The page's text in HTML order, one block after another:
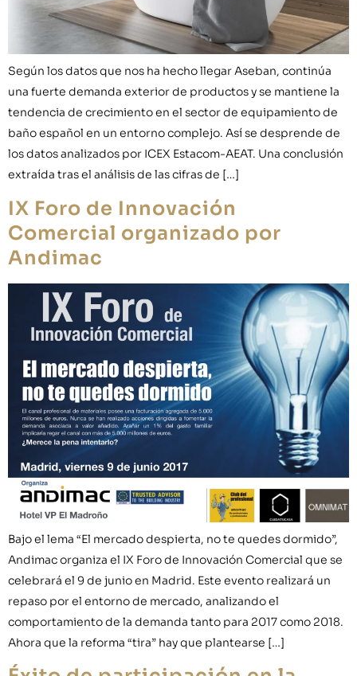
Según los datos que nos ha hecho llegar Aseban, continúa
una fuerte demanda exterior de productos y se mantiene la
tendencia de crecimiento en el sector de equipamiento de
baño español en un entorno complejo. Así se desprende de
los datos analizados por ICEX Estacom-AEAT. Una conclusión
extraída tras el análisis de las cifras de […]
IX Foro de Innovación
Comercial organizado por
Andimac
Bajo el lema “El mercado despierta, no te quedes dormido”,
Andimac organiza el IX Foro de Innovación Comercial que se
celebrará el 9 de junio en Madrid. Este evento realizará un
repaso por el entorno de mercado, analizando el
comportamiento de la demanda tanto para 2017 como 2018.
Ahora que la reforma “tira” hay que plantearse […]